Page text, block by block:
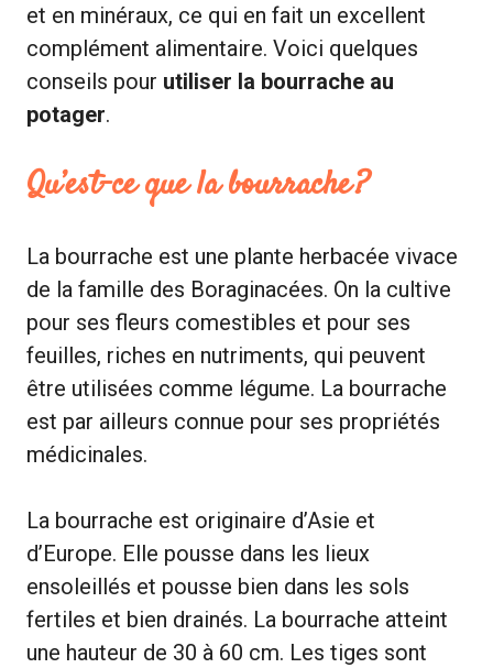
et en minéraux, ce qui en fait un excellent
complément alimentaire. Voici quelques
conseils pour utiliser la bourrache au
potager.
Qu’est-ce que la bourrache ?
La bourrache est une plante herbacée vivace
de la famille des Boraginacées. On la cultive
pour ses fleurs comestibles et pour ses
feuilles, riches en nutriments, qui peuvent
être utilisées comme légume. La bourrache
est par ailleurs connue pour ses propriétés
médicinales.
La bourrache est originaire d’Asie et
d’Europe. Elle pousse dans les lieux
ensoleillés et pousse bien dans les sols
fertiles et bien drainés. La bourrache atteint
une hauteur de 30 à 60 cm. Les tiges sont